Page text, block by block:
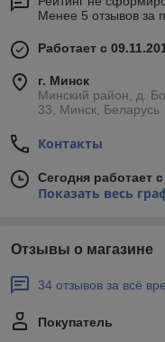
Менее 5 отзывов за
Работает с
г. Минск
Минский район, д.
33, Минск, Беларусь
Контакты
Сегодня работает
Показать весь
Отзывы о магазине
34 отзывов за всё
Покупатель